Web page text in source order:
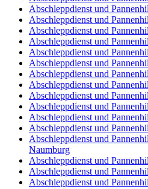
Abschleppdienst und
Abschleppdienst und
Abschleppdienst und
Abschleppdienst und
Abschleppdienst und
Abschleppdienst und
Abschleppdienst und
Abschleppdienst und
Abschleppdienst und
Abschleppdienst und
Abschleppdienst und
Abschleppdienst und
Abschleppdienst und
Naumburg
Abschleppdienst und
Abschleppdienst und
Abschleppdienst und